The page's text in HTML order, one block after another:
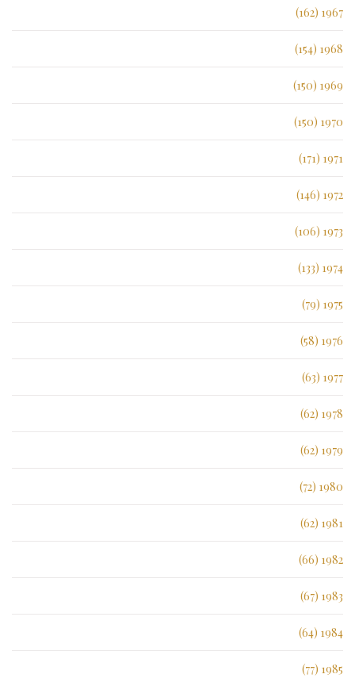
1967 (162)
1968 (154)
1969 (150)
1970 (150)
1971 (171)
1972 (146)
1973 (106)
1974 (133)
1975 (79)
1976 (58)
1977 (63)
1978 (62)
1979 (62)
1980 (72)
1981 (62)
1982 (66)
1983 (67)
1984 (64)
1985 (77)